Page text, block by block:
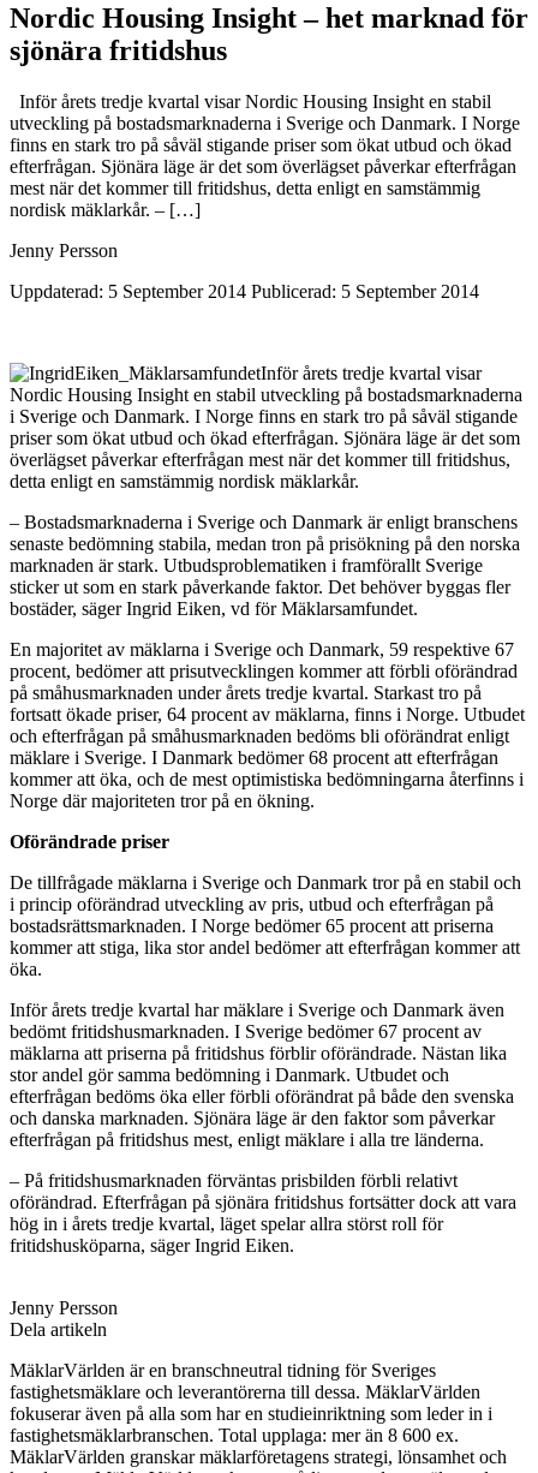
Nordic Housing Insight – het marknad för
sjönära fritidshus
Inför årets tredje kvartal visar Nordic Housing Insight en stabil
utveckling på bostadsmarknaderna i Sverige och Danmark. I Norge
finns en stark tro på såväl stigande priser som ökat utbud och ökad
efterfrågan. Sjönära läge är det som överlägset påverkar efterfrågan
mest när det kommer till fritidshus, detta enligt en samstämmig
nordisk mäklarkår. – […]
Jenny Persson
Uppdaterad: 5 September 2014 Publicerad: 5 September 2014
Inför årets tredje kvartal visar
Nordic Housing Insight en stabil utveckling på bostadsmarknaderna
i Sverige och Danmark. I Norge finns en stark tro på såväl stigande
priser som ökat utbud och ökad efterfrågan. Sjönära läge är det som
överlägset påverkar efterfrågan mest när det kommer till fritidshus,
detta enligt en samstämmig nordisk mäklarkår.
– Bostadsmarknaderna i Sverige och Danmark är enligt branschens
senaste bedömning stabila, medan tron på prisökning på den norska
marknaden är stark. Utbudsproblematiken i framförallt Sverige
sticker ut som en stark påverkande faktor. Det behöver byggas fler
bostäder, säger Ingrid Eiken, vd för Mäklarsamfundet.
En majoritet av mäklarna i Sverige och Danmark, 59 respektive 67
procent, bedömer att prisutvecklingen kommer att förbli oförändrad
på småhusmarknaden under årets tredje kvartal. Starkast tro på
fortsatt ökade priser, 64 procent av mäklarna, finns i Norge. Utbudet
och efterfrågan på småhusmarknaden bedöms bli oförändrat enligt
mäklare i Sverige. I Danmark bedömer 68 procent att efterfrågan
kommer att öka, och de mest optimistiska bedömningarna återfinns i
Norge där majoriteten tror på en ökning.
Oförändrade priser
De tillfrågade mäklarna i Sverige och Danmark tror på en stabil och
i princip oförändrad utveckling av pris, utbud och efterfrågan på
bostadsrättsmarknaden. I Norge bedömer 65 procent att priserna
kommer att stiga, lika stor andel bedömer att efterfrågan kommer att
öka.
Inför årets tredje kvartal har mäklare i Sverige och Danmark även
bedömt fritidshusmarknaden. I Sverige bedömer 67 procent av
mäklarna att priserna på fritidshus förblir oförändrade. Nästan lika
stor andel gör samma bedömning i Danmark. Utbudet och
efterfrågan bedöms öka eller förbli oförändrat på både den svenska
och danska marknaden. Sjönära läge är den faktor som påverkar
efterfrågan på fritidshus mest, enligt mäklare i alla tre länderna.
– På fritidshusmarknaden förväntas prisbilden förbli relativt
oförändrad. Efterfrågan på sjönära fritidshus fortsätter dock att vara
hög in i årets tredje kvartal, läget spelar allra störst roll för
fritidshusköparna, säger Ingrid Eiken.
Jenny Persson
Dela artikeln
MäklarVärlden är en branschneutral tidning för Sveriges
fastighetsmäklare och leverantörerna till dessa. MäklarVärlden
fokuserar även på alla som har en studieinriktning som leder in i
fastighetsmäklarbranschen. Total upplaga: mer än 8 600 ex.
MäklarVärlden granskar mäklarföretagens strategi, lönsamhet och